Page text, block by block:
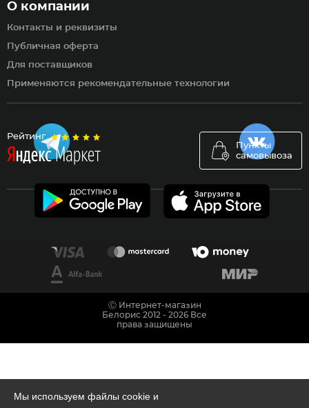
Рейтинг
Пункты
самовывоза
О компании
Контакты и реквизиты
Публичная оферта
Для поставщиков
Применяются рекомендательные технологии
Мы используем файлы cookie и
Ⓒ Интернет-магазин
Белорис 2012 - 2026 Все
права защищены